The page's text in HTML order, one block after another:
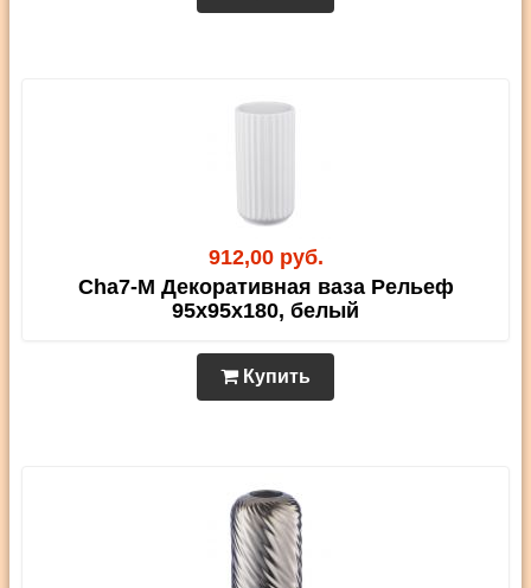
912,00 руб.
Cha7-M Декоративная ваза Рельеф
95х95х180, белый
Купить